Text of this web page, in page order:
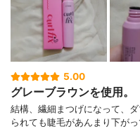
5.00
グレーブラウンを使用。
結構、繊細まつげになって、
られても睫毛があんまり下が